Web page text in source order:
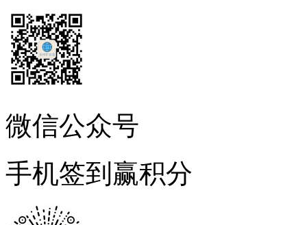
微信公众号
手机签到赢积分